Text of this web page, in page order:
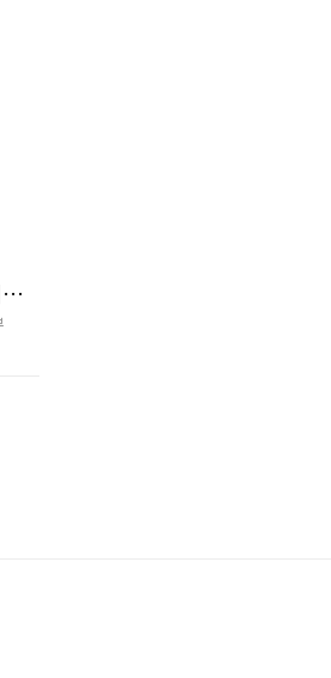
곰돌이&토끼 어린이식권